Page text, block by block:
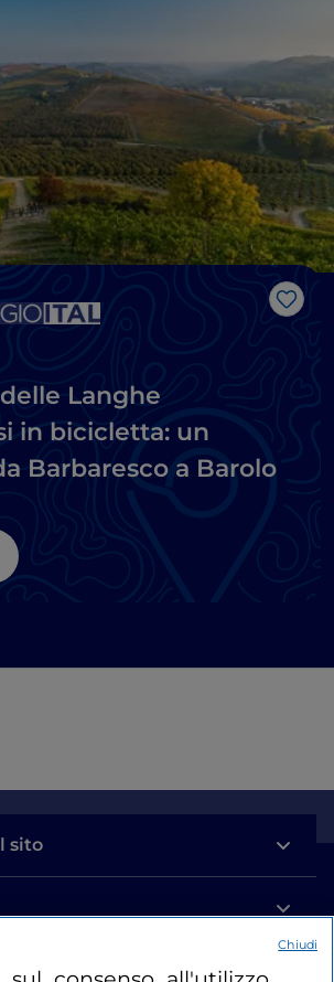
Like
Langhe
in bicicletta: un
Barbaresco a Barolo
sito
Chiudi